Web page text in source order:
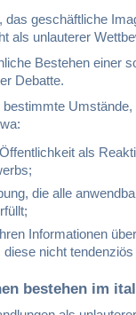
das geschäftliche
als unlauterer
Bestehen einer
Debatte.
als
die alle
Informationen
nicht tendenziös
bestehen im